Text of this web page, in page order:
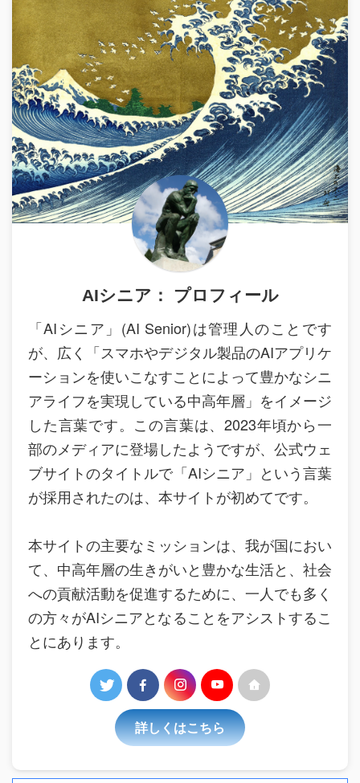
AIシニア： プロフィール
「AIシニア」(AI Senior)は管理人のことです
が、広く「スマホやデジタル製品のAIアプリケ
ーションを使いこなすことによって豊かなシニ
アライフを実現している中高年層」をイメージ
した言葉です。この言葉は、2023年頃から一
部のメディアに登場したようですが、公式ウェ
ブサイトのタイトルで「AIシニア」という言葉
が採用されたのは、本サイトが初めてです。
本サイトの主要なミッションは、我が国におい
て、中高年層の生きがいと豊かな生活と、社会
への貢献活動を促進するために、一人でも多く
の方々がAIシニアとなることをアシストするこ
とにあります。
詳しくはこちら